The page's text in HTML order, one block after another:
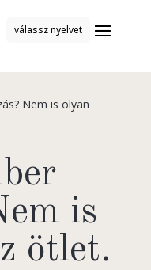
válassz nyelvet
Nem is olyan
is
ötlet.